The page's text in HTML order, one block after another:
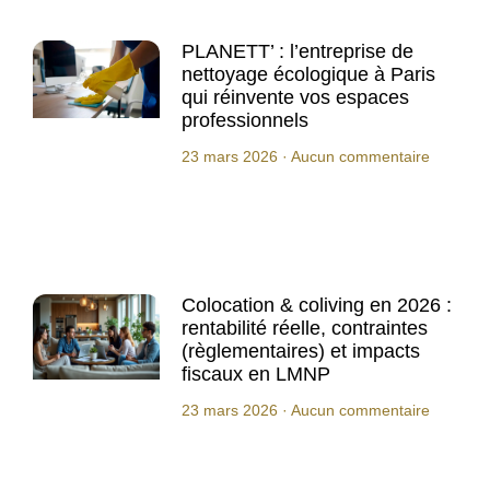
PLANETT’ : l’entreprise de
nettoyage écologique à Paris
qui réinvente vos espaces
professionnels
23 mars 2026 Aucun commentaire
Colocation & coliving en 2026 :
rentabilité réelle, contraintes
(règlementaires) et impacts
fiscaux en LMNP
23 mars 2026 Aucun commentaire